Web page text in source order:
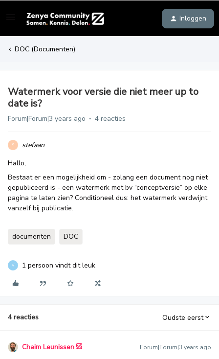
Inloggen
DOC (Documenten)
Watermerk voor versie die niet meer up to
date is?
Forum|Forum|3 years ago 4 reacties
S
stefaan
Hallo,
Bestaat er een mogelijkheid om - zolang een document nog niet
gepubliceerd is - een watermerk met bv “conceptversie” op elke
pagina te laten zien? Conditioneel dus: het watermerk verdwijnt
vanzelf bij publicatie.
documenten DOC
V 1 persoon vindt dit leuk
4 reacties Oudste eerst
Chaim Leunissen Forum|Forum|3 years ago